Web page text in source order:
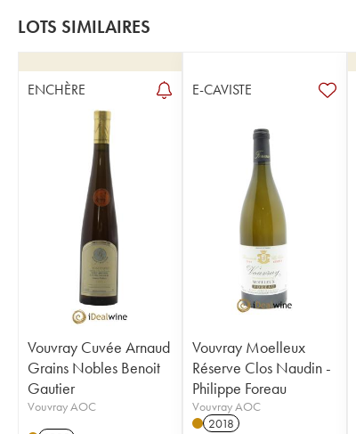
LOTS SIMILAIRES
ENCHÈRE
Vouvray Cuvée Arnaud
Grains Nobles Benoit
Gautier
Vouvray AOC
E-CAVISTE
Vouvray Moelleux
Réserve Clos Naudin -
Philippe Foreau
Vouvray AOC
2018